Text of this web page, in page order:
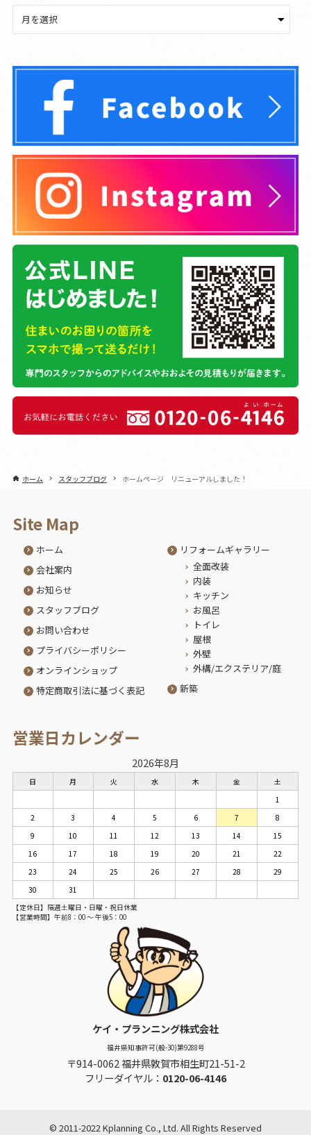
ホーム スタッフブログ ホームページ リニューアルしました！
Site Map
ホーム
会社案内
お知らせ
スタッフブログ
お問い合わせ
プライバシーポリシー
オンラインショップ
特定商取引法に基づく表記
リフォームギャラリー
全面改装
内装
キッチン
お風呂
トイレ
屋根
外壁
外構/エクステリア/庭
新築
営業日カレンダー
2026年8月
日 月 火 水 木 金
土
1
2
3 4 5 6 7
8
9
10 11 12 13 14
15
16
17 18 19 20 21
22
23
24 25 26 27 28
29
30
31
【定休日】隔週土曜日・日曜・祝日休業
【営業時間】午前8：00 ～ 午後5：00
ケイ・プランニング株式会社
福井県知事許可(般-30)第9288号
〒914-0062 福井県敦賀市相生町21-51-2
フリーダイヤル： 0120-06-4146
© 2011-2022 Kplanning Co., Ltd. All Rights Reserved